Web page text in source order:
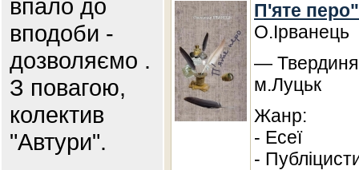
впало до
вподоби -
дозволяємо .
З повагою,
колектив
"Автури".
П'яте
О.Ірванець
—
м.Луцьк
Жанр:
- Есеї
-